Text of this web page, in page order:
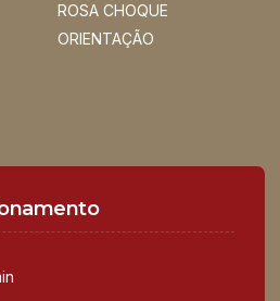
ROSA CHOQUE
ORIENTAÇÃO